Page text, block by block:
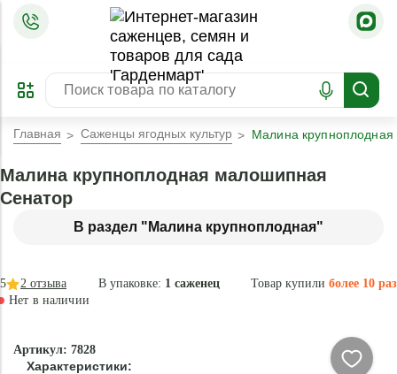
ПРЕДЗАКАЗ
ЗАБРОНИРОВАТЬ
ЛУЧШЕЕ
Главная Саженцы ягодных культур Малина
В раздел "Малина крупноплодная"
Малина крупноплодная малошипная
Сенатор
В упаковке: 1 саженец Товар купили более 10 раз
5 2 отзыва
Нет в наличии
Артикул: 7828
Характеристики: